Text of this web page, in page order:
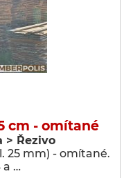
cm - omítané
> Řezivo
25 mm) - omítané.
a …